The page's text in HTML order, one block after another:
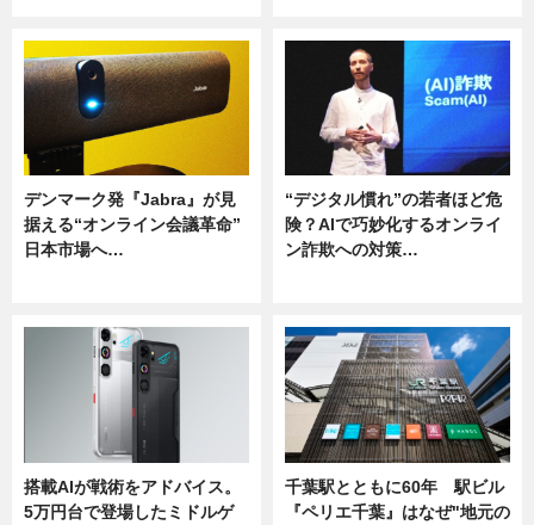
デンマーク発『Jabra』が見
据える“オンライン会議革命”
日本市場へ…
“デジタル慣れ”の若者ほど危
険？AIで巧妙化するオンライ
ン詐欺への対策…
搭載AIが戦術をアドバイス。
5万円台で登場したミドルゲ
千葉駅とともに60年 駅ビル
『ペリエ千葉』はなぜ"地元の